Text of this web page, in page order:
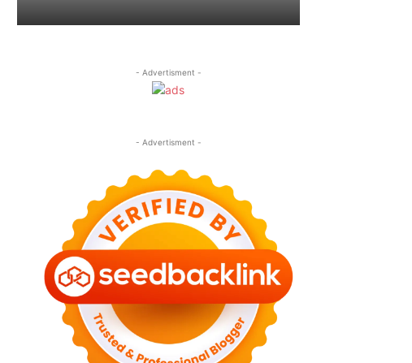
- Advertisment -
- Advertisment -